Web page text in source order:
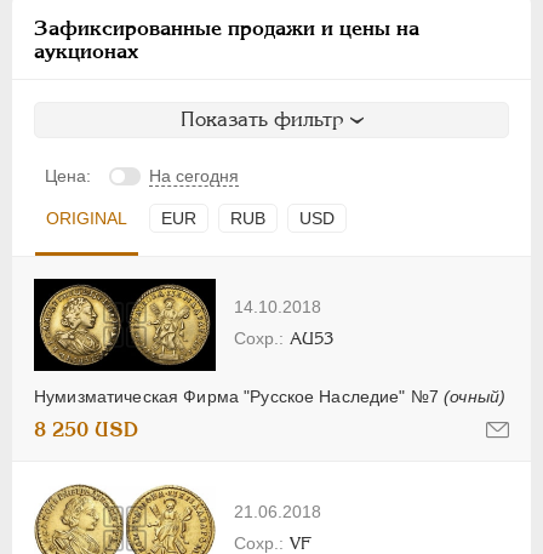
Зафиксированные продажи и цены на
аукционах
Показать фильтр
Цена: На сегодня
ORIGINAL EUR RUB USD
14.10.2018
Нумизматическая Фирма "Русское Наследие" №7(очный)
AU53
8 250 USD
21.06.2018
VF